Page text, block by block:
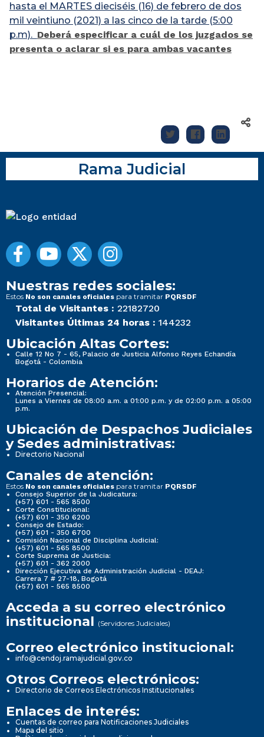
hasta el MARTES dieciséis (16) de febrero de dos
mil veintiuno (2021) a las cinco de la tarde (5:00
p.m). Deberá especificar a cuál de los juzgados se
presenta o aclarar si es para ambas vacantes
Rama Judicial
Nuestras redes sociales:
Estos No son canales oficiales para tramitar PQRSDF
Total de Visitantes : 22182720
Visitantes Últimas 24 horas : 144232
Ubicación Altas Cortes:
Calle 12 No 7 - 65, Palacio de Justicia Alfonso Reyes Echandía
Bogotá - Colombia
Horarios de Atención:
Atención Presencial:
Lunes a Viernes de 08:00 a.m. a 01:00 p.m. y de 02:00 p.m. a 05:00
p.m.
Ubicación de Despachos Judiciales
y Sedes administrativas:
Directorio Nacional
Canales de atención:
Estos No son canales oficiales para tramitar PQRSDF
Consejo Superior de la Judicatura:
(+57) 601 - 565 8500
Corte Constitucional:
(+57) 601 - 350 6200
Consejo de Estado:
(+57) 601 - 350 6700
Comisión Nacional de Disciplina Judicial:
(+57) 601 - 565 8500
Corte Suprema de Justicia:
(+57) 601 - 362 2000
Dirección Ejecutiva de Administración Judicial - DEAJ:
Carrera 7 # 27-18, Bogotá
(+57) 601 - 565 8500
Acceda a su correo electrónico
institucional (Servidores Judiciales)
Correo electrónico institucional:
info@cendoj.ramajudicial.gov.co
Otros Correos electrónicos:
Directorio de Correos Electrónicos Institucionales
Enlaces de interés:
Cuentas de correo para Notificaciones Judiciales
Mapa del sitio